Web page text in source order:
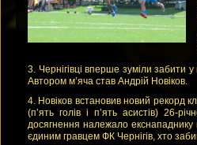
3. Чернігівці вперше зуміли забити
Автором м’яча став Андрій Новіков.
4. Новіков встановив новий рекорд
(п’ять голів і п’ять асистів) 26-
досягнення належало
єдиним гравцем ФК Чернігів, хто